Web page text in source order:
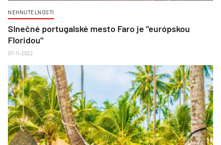
NEHNUTELNOSTI
Slnečné portugalské mesto Faro je "európskou
Floridou"
07-11-2022